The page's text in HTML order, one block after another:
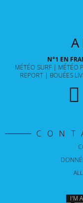
N°1 EN
MÉTÉO SURF
MÉTÉO
REPORT
BOUÉES
I'M